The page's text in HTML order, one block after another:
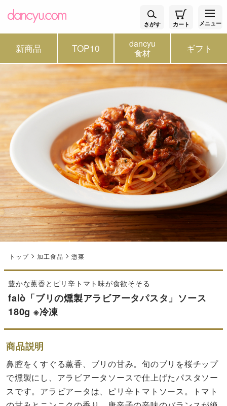
さがす カート メニュー
新商品 TOP10 dancyu
食材 ギフト
トップ 加工食品 惣菜
豊かな薫香とピリ辛トマト味が食欲そそる
falò「ブリの燻製アラビアータパスタ」ソース
180g ※冷凍
商品説明
鼻腔をくすぐる薫香、ブリの甘み。旬のブリを桜チップ
で燻製にし、アラビアータソースで仕上げたパスタソー
スです。アラビアータは、ピリ辛トマトソース。トマト